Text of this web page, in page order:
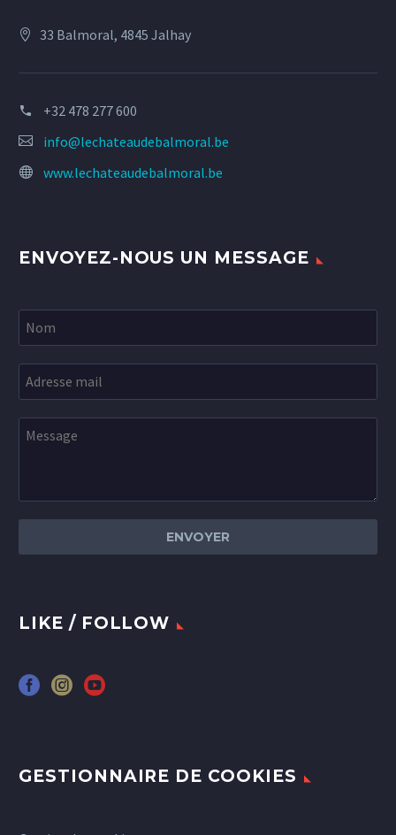
33 Balmoral, 4845 Jalhay
+32 478 277 600
info@lechateaudebalmoral.be
www.lechateaudebalmoral.be
ENVOYEZ-NOUS UN MESSAGE
LIKE / FOLLOW
GESTIONNAIRE DE COOKIES